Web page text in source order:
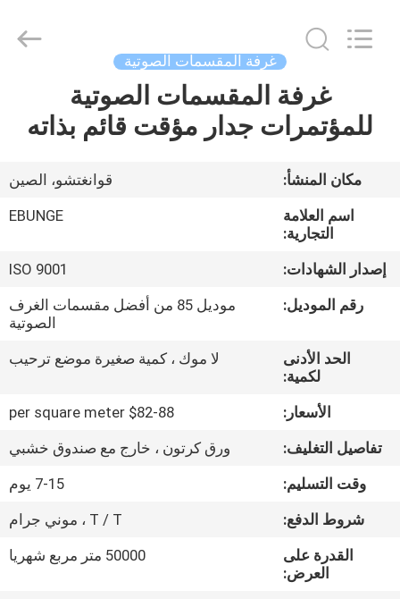
بيت
منتجات
معلومات
عنا
مراقبة
الجودة
اتصل
Industrial
غرفة المقسمات الصوتية
غرفة المقسمات الصوتية
للمؤتمرات جدار مؤقت قائم بذاته
مكان المنشأ:
قوانغتشو، الصين
اسم العلامة
التجارية:
EBUNGE
إصدار الشهادات:
ISO 9001
رقم الموديل:
موديل 85 من أفضل مقسمات الغرف
الصوتية
الحد الأدنى
لكمية:
لا موك ، كمية صغيرة موضع ترحيب
الأسعار:
$82-88 per square meter
تفاصيل التغليف:
ورق كرتون ، خارج مع صندوق خشبي
وقت التسليم:
7-15 يوم
شروط الدفع:
T / T ، موني جرام
القدرة على
العرض:
50000 متر مربع شهريا